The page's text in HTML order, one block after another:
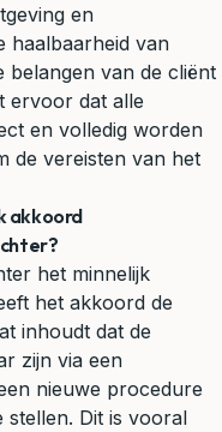
en
haalbaarheid van
belangen van de cliënt
ervoor dat alle
en volledig worden
de vereisten van het
akkoord
het minnelijk
het akkoord de
inhoudt dat de
zijn via een
nieuwe procedure
stellen. Dit is vooral